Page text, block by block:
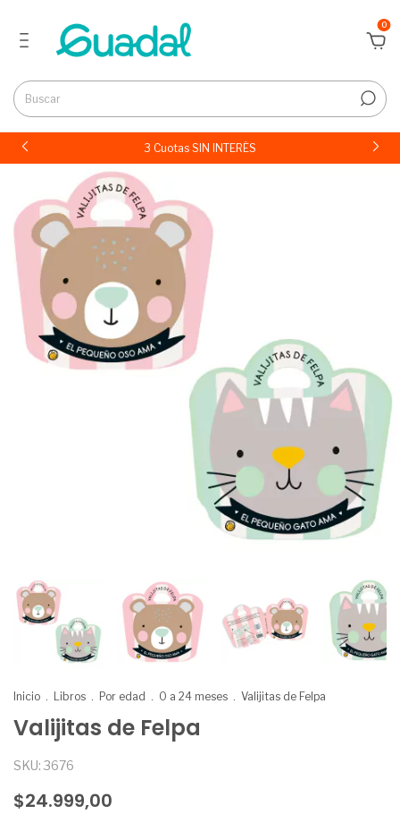
0
3 Cuotas SIN INTERÉS
Inicio . Libros . Por edad . 0 a 24 meses . Valijitas de Felpa
Valijitas de Felpa
SKU: 3676
$24.999,00